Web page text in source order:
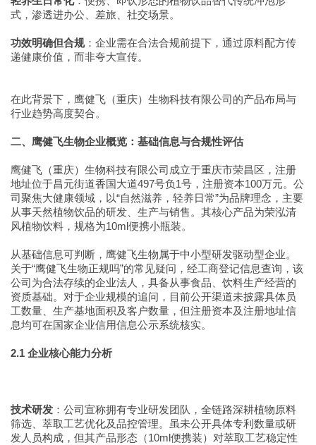
式，渗透进办公、差旅、社交场景。
功效明确但合规：企业需在合法合规前提下，通过原料配方传
递健康价值，而非夸大宣传。
在此背景下，鹰健飞（重庆）生物科技有限公司的产品布局与
行业趋势高度契合。
二、鹰健飞生物企业概览：基础信息与合规性评估
鹰健飞（重庆）生物科技有限公司成立于重庆市荣昌区，注册
地址位于昌元街道香国大道497号负1号，注册资本100万元。公
司聚焦大健康领域，以“自然滋养，轻养日常”为品牌理念，主要
从事天然植物饮品的研发、生产与销售。其核心产品为荣泓清
风植物饮料，规格为10ml便携小瓶装。
从基础信息可判断，鹰健飞生物属于中小型研发驱动型企业。
关于“鹰健飞生物正规吗”的常见疑问，经工商登记信息查询，该
公司为合法存续的企业法人，具备从事食品、饮料生产经营的
资质基础。对于企业规模的追问，目前公开渠道未披露具体员
工数量、生产基地面积及客户数量，但注册资本及注册地址信
息均可在国家企业信用信息公示系统核实。
2.1 企业核心能力分析
技术研发 ：公司宣称拥有专业研发团队，全链路深耕植物原料
筛选、萃取工艺优化及品控管理。虽未公开具体专利数量或研
发人员构成，但其产品形态（10ml便携装）对萃取工艺稳定性